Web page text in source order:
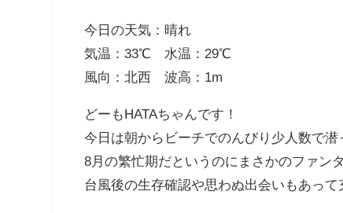
今日の天気：晴れ
気温：33℃ 水温：29℃
風向：北西 波高：1m
どーもHATAちゃんです！
今日は朝からビーチでのんびり少人数で潜
8月の繁忙期だというのにまさかのファン
台風後の生存確認や思わぬ出会いもあって